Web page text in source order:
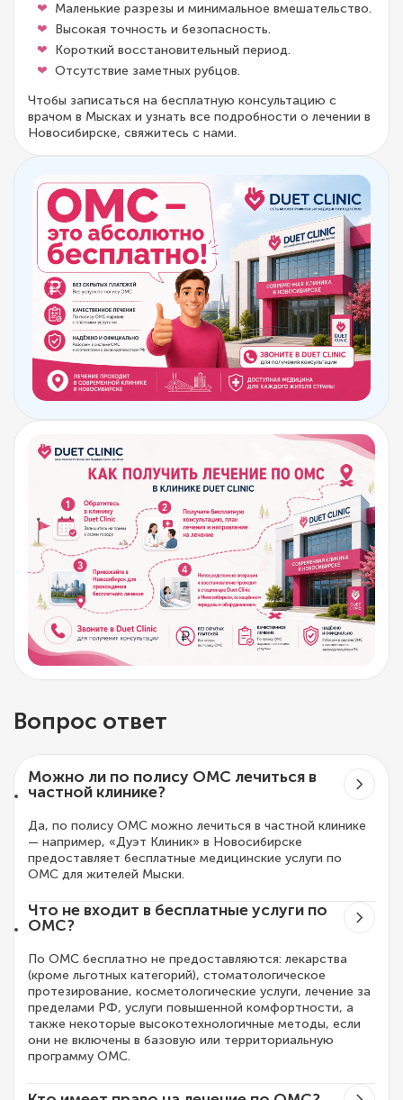
Маленькие разрезы и минимальное вмешательство.
Высокая точность и безопасность.
Короткий восстановительный период.
Отсутствие заметных рубцов.
Чтобы записаться на бесплатную консультацию с
врачом в Мысках и узнать все подробности о лечении в
Новосибирске, свяжитесь с нами.
Вопрос ответ
Можно ли по полису ОМС лечиться в
частной клинике?
Да, по полису ОМС можно лечиться в частной клинике
— например, «Дуэт Клиник» в Новосибирске
предоставляет бесплатные медицинские услуги по
ОМС для жителей Мыски.
Что не входит в бесплатные услуги по
ОМС?
По ОМС бесплатно не предоставляются: лекарства
(кроме льготных категорий), стоматологическое
протезирование, косметологические услуги, лечение за
пределами РФ, услуги повышенной комфортности, а
также некоторые высокотехнологичные методы, если
они не включены в базовую или территориальную
программу ОМС.